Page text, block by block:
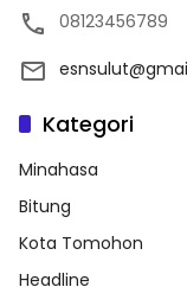
08123456789
Kategori
Minahasa
Bitung
Kota Tomohon
Headline